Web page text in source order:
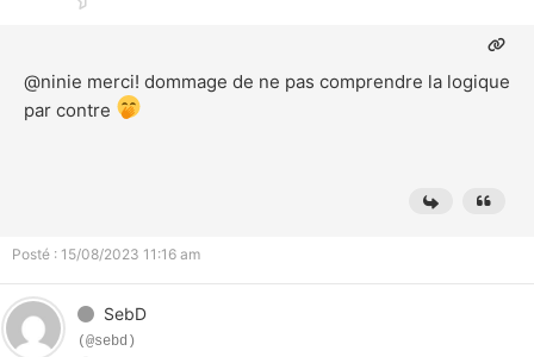
@ninie merci! dommage de ne pas comprendre la logique
par contre
Posté : 15/08/2023 11:16 am
SebD
(@sebd)